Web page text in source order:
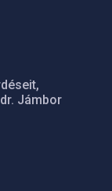
Jámbor